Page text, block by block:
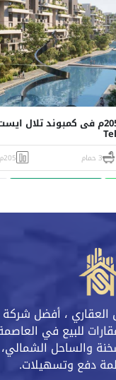
تاون هاوس للبيع 205م فى كمبوند
3 حمام 205م
العقاري ، أفضل شركة
للبيع في
والساحل الشمالي،
دفع وتسهيلات.